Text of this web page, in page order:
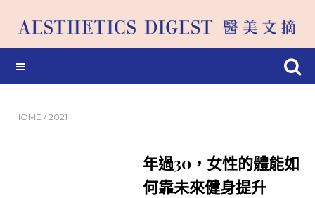
HOME / 2021
年過30，女性的體能如
何靠未來健身提升